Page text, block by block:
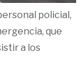
policial,
que
a los